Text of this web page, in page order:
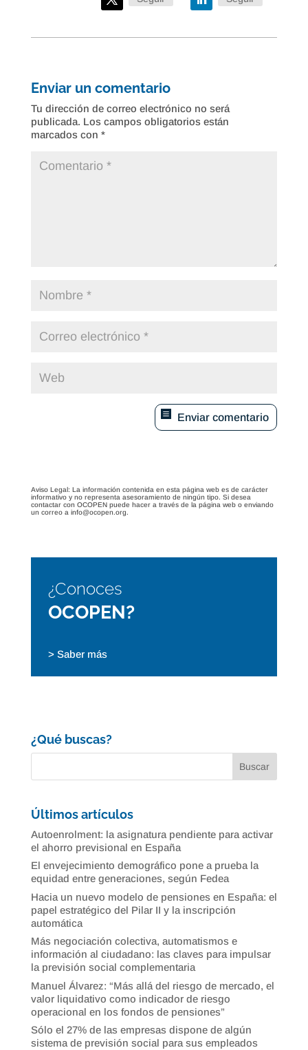
Enviar un comentario
Tu dirección de correo electrónico no será
publicada. Los campos obligatorios están
marcados con *
Enviar comentario
Aviso Legal: La información contenida en esta página web es de carácter
informativo y no representa asesoramiento de ningún tipo. Si desea
contactar con OCOPEN puede hacer a través de la página web o enviando
un correo a info@ocopen.org.
¿Conoces
OCOPEN?
> Saber más
¿Qué buscas?
Últimos artículos
Autoenrolment: la asignatura pendiente para activar
el ahorro previsional en España
El envejecimiento demográfico pone a prueba la
equidad entre generaciones, según Fedea
Hacia un nuevo modelo de pensiones en España: el
papel estratégico del Pilar II y la inscripción
automática
Más negociación colectiva, automatismos e
información al ciudadano: las claves para impulsar
la previsión social complementaria
Manuel Álvarez: “Más allá del riesgo de mercado, el
valor liquidativo como indicador de riesgo
operacional en los fondos de pensiones”
Sólo el 27% de las empresas dispone de algún
sistema de previsión social para sus empleados